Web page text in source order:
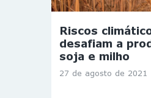
Riscos
desafiam a
soja e milho
27 de agosto de 2021